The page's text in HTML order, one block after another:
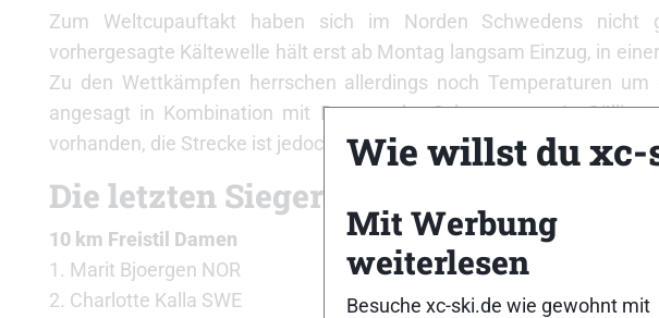
Zum Weltcupauftakt haben sich im Norden Schwedens nicht
vorhergesagte Kältewelle hält erst ab Montag langsam Einzug, in
Zu den Wettkämpfen herrschen allerdings noch Temperaturen
angesagt in Kombination mit Regen oder Schneeregen. In
vorhanden, die Strecke ist jedoch mit etwa 50 Zentimeter Schnee gut
Die letzten Sieger 2010
10 km Freistil Damen
1. Marit Bjoergen NOR
2. Charlotte Kalla SWE
Wie willst du xc-
Mit Werbung
weiterlesen
Besuche xc-ski.de wie gewohnt mit